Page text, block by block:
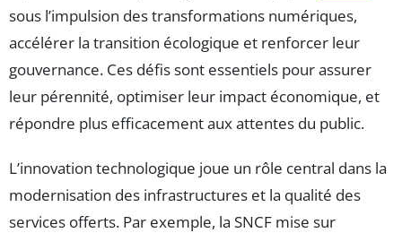
sous l’impulsion des transformations numériques,
accélérer la transition écologique et renforcer leur
gouvernance. Ces défis sont essentiels pour assurer
leur pérennité, optimiser leur impact économique, et
répondre plus efficacement aux attentes du public.
L’innovation technologique joue un rôle central dans la
modernisation des infrastructures et la qualité des
services offerts. Par exemple, la SNCF mise sur